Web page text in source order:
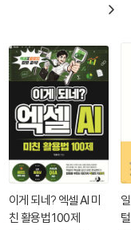
이게 되네? 엑셀 AI 미
친 활용법 100제